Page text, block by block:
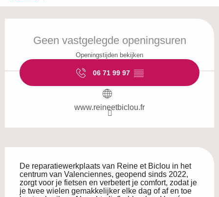
Geen vastgelegde openingsuren
Openingstijden bekijken
06 71 99 97 ▒▒
www.reineetbiclou.fr
De reparatiewerkplaats van Reine et Biclou in het
centrum van Valenciennes, geopend sinds 2022,
zorgt voor je fietsen en verbetert je comfort, zodat je
je twee wielen gemakkelijker elke dag of af en toe